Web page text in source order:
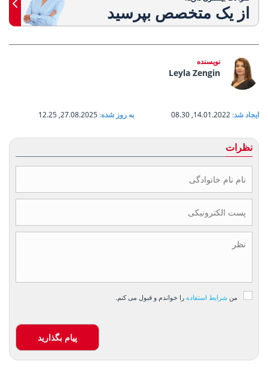
از یک متخصص بپرسید
نویسنده
Leyla Zengin
ایجاد شد: به روز شده:
نظرات
من شرایط استفاده را خواندم و قبول می کنم.
پیام بگذارید